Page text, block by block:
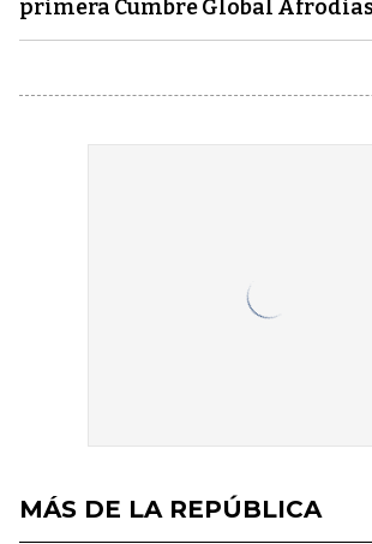
primera Cumbre Global
MÁS DE LA REPÚBLICA